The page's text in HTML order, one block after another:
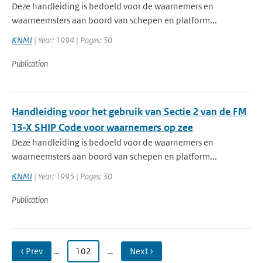
Deze handleiding is bedoeld voor de waarnemers en
waarneemsters aan boord van schepen en platform...
KNMI | Year: 1994 | Pages: 30
Publication
Handleiding voor het gebruik van Sectie 2 van de FM
13-X SHIP Code voor waarnemers op zee
Deze handleiding is bedoeld voor de waarnemers en
waarneemsters aan boord van schepen en platform...
KNMI | Year: 1995 | Pages: 30
Publication
‹ Prev … 102 … Next ›